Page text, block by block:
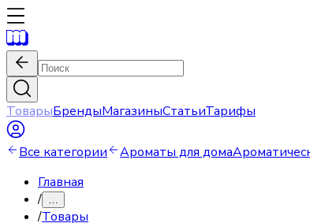
ТоварыБрендыМагазиныСтатьиТарифы
Все категории Ароматы для дома
Главная
/ …
/Товары